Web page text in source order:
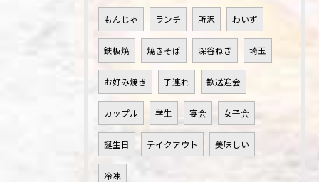
もんじゃ ランチ 所沢 わいず
鉄板焼 焼きそば 深谷ねぎ 埼玉
お好み焼き 子連れ 歓送迎会
カップル 学生 宴会 女子会
誕生日 テイクアウト 美味しい
冷凍